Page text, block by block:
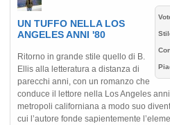
UN TUFFO NELLA LOS
ANGELES ANNI '80
Ritorno in grande stile quello di B.
Ellis alla letteratura a distanza di
parecchi anni, con un romanzo che
conduce il lettore nella Los Angeles
metropoli californiana a modo suo
cui l’autore fonde sapientemente